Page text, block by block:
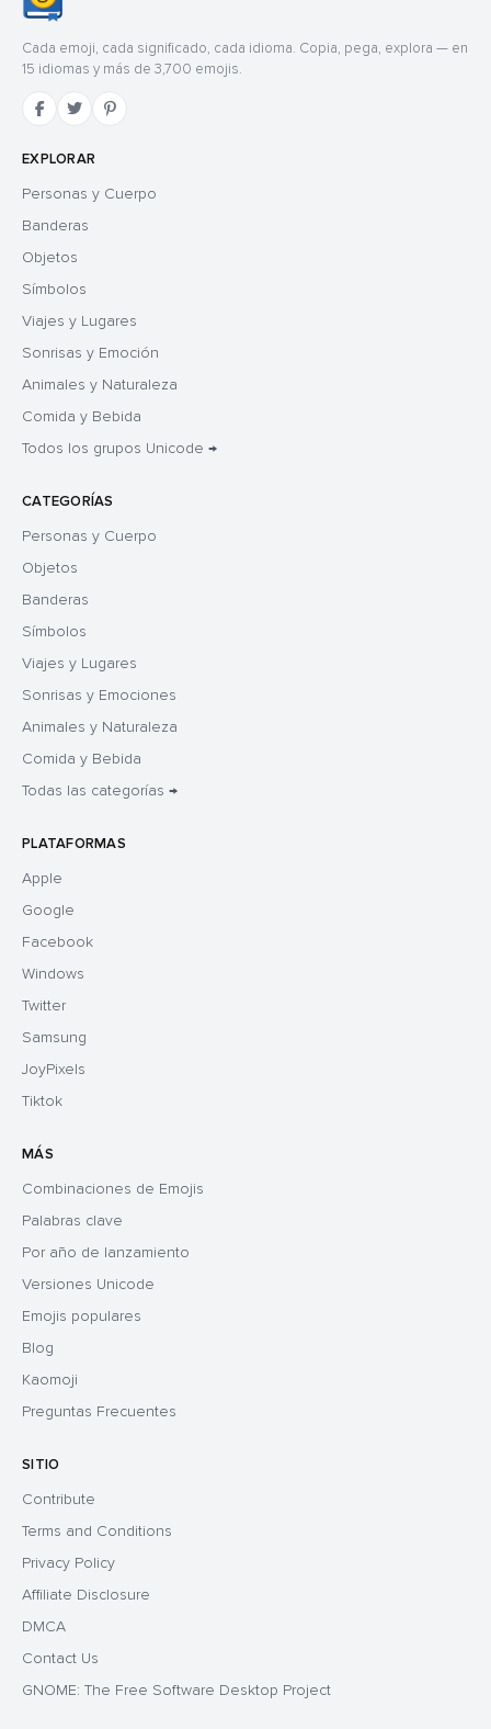
Cada emoji, cada significado, cada idioma. Copia, pega, explora — en
15 idiomas y más de 3,700 emojis.
EXPLORAR
Personas y Cuerpo
Banderas
Objetos
Símbolos
Viajes y Lugares
Sonrisas y Emoción
Animales y Naturaleza
Comida y Bebida
Todos los grupos Unicode →
CATEGORÍAS
Personas y Cuerpo
Objetos
Banderas
Símbolos
Viajes y Lugares
Sonrisas y Emociones
Animales y Naturaleza
Comida y Bebida
Todas las categorías →
PLATAFORMAS
Apple
Google
Facebook
Windows
Twitter
Samsung
JoyPixels
Tiktok
MÁS
Combinaciones de Emojis
Palabras clave
Por año de lanzamiento
Versiones Unicode
Emojis populares
Blog
Kaomoji
Preguntas Frecuentes
SITIO
Contribute
Terms and Conditions
Privacy Policy
Affiliate Disclosure
DMCA
Contact Us
GNOME: The Free Software Desktop Project